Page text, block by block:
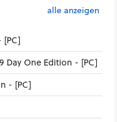
alle anzeigen
[PC]
Day One Edition - [PC]
- [PC]